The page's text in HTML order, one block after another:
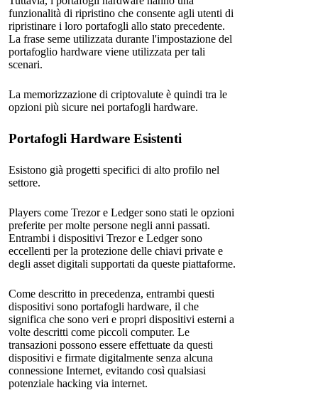
funzionalità di ripristino che consente agli utenti di
ripristinare i loro portafogli allo stato precedente.
La frase seme utilizzata durante l'impostazione del
portafoglio hardware viene utilizzata per tali
scenari.
La memorizzazione di criptovalute è quindi tra le
opzioni più sicure nei portafogli hardware.
Portafogli Hardware Esistenti
Esistono già progetti specifici di alto profilo nel
settore.
Players come Trezor e Ledger sono stati le opzioni
preferite per molte persone negli anni passati.
Entrambi i dispositivi Trezor e Ledger sono
eccellenti per la protezione delle chiavi private e
degli asset digitali supportati da queste piattaforme.
Come descritto in precedenza, entrambi questi
dispositivi sono portafogli hardware, il che
significa che sono veri e propri dispositivi esterni a
volte descritti come piccoli computer. Le
transazioni possono essere effettuate da questi
dispositivi e firmate digitalmente senza alcuna
connessione Internet, evitando così qualsiasi
potenziale hacking via internet.